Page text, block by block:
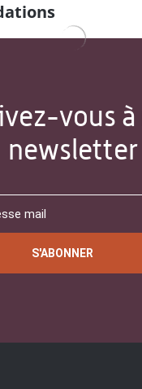
vous
newsletter
S'ABONNER